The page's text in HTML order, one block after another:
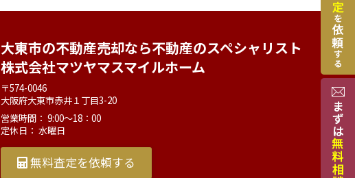
大東市の不動産売却なら不動産のスペシャリスト
株式会社マツヤマスマイルホーム
〒574-0046
大阪府大東市赤井１丁目3-20
営業時間： 9:00～18：00
定休日： 水曜日
無料査定を依頼する